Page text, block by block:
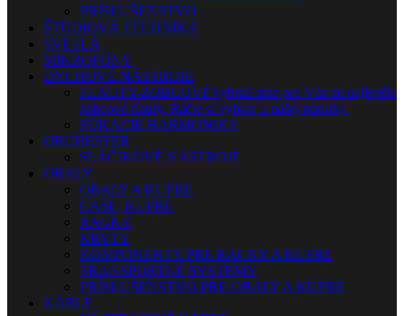
PRÍSLUŠENSTVO
ŠTÚDIOVÁ TECHNIKA
SVETLÁ
MIKROFÓNY
DYCHOVÉ NÁSTROJE
FLAUTY-ZOBCOVÉVybrali sme pre Vás tie najlepšie
zobcové flauty. Ráčte si vybrať z našej ponuky.
FÚKACIE HARMONIKY
ORCHESTER
SLÁČIKOVÉ NÁSTROJE
OBALY
OBALY A KUFRE
CASE, KUFRE
RACKY
KRYTY
KOMPONENTY PRE RACKY A KUFRE
TRANSPORTNÉ SYSTÉMY
PRÍSLUŠENSTVO PRE OBALY A KUFRE
KÁBLE